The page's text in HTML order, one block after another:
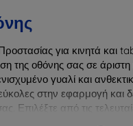
για κινητά και
της οθόνης σας σε
γυαλί και
στην εφαρμογή
Επιλέξτε από τις